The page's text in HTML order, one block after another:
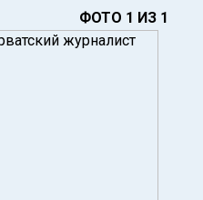
ФОТО 1 ИЗ 1